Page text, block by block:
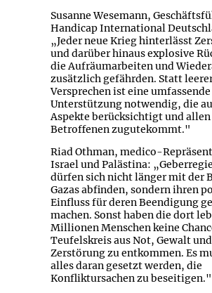
Susanne Wesemann,
Handicap International
„Jeder neue Krieg hinterlässt
und darüber hinaus explosive
die Aufräumarbeiten und
zusätzlich gefährden. Statt
Versprechen ist eine umfassende
Unterstützung notwendig, die
Aspekte berücksichtigt und allen
Betroffenen zugutekommt."
Riad Othman, medico-
Israel und Palästina:
dürfen sich nicht länger mit der
Gazas abfinden, sondern ihren
Einfluss für deren Beendigung
machen. Sonst haben die dort
Millionen Menschen keine
Teufelskreis aus Not, Gewalt und
Zerstörung zu entkommen. Es
alles daran gesetzt werden, die
Konfliktursachen zu beseitigen."